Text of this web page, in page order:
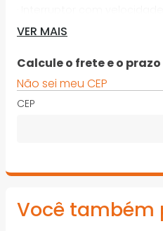
· Reversivel para realizar
· Comutador para
impacto
*Imagens meramente
VER MAIS
Calcule o frete e o
Não sei meu CEP
CEP
Você também